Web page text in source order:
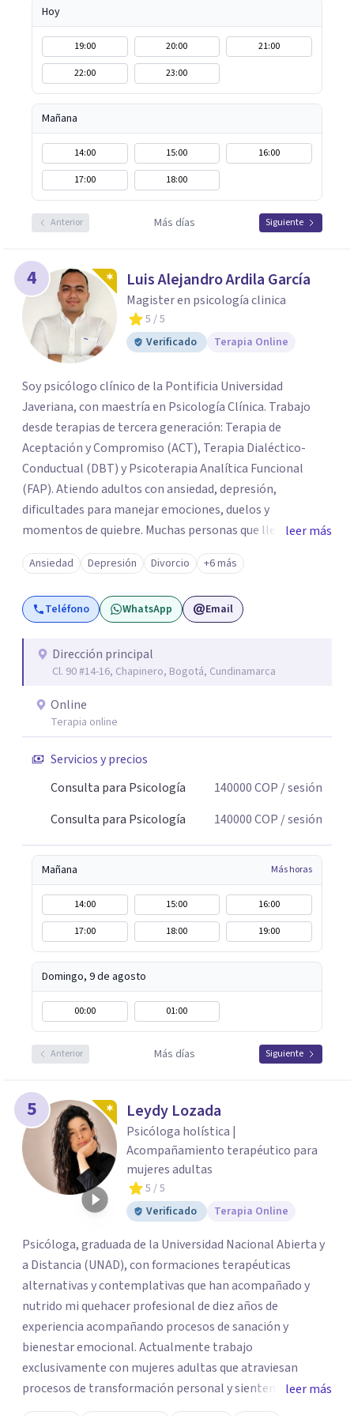
Hoy
19:00 20:00
21:00
22:00
23:00
Mañana
14:00 15:00
16:00
17:00
18:00
Anterior Más días Siguiente
4 Luis Alejandro Ardila García
Magister en psicología clinica
5 / 5
Verificado
Terapia Online
Soy psicólogo clínico de la Pontificia Universidad
Javeriana, con maestría en Psicología Clínica. Trabajo
desde terapias de tercera generación: Terapia de
Aceptación y Compromiso (ACT), Terapia Dialéctico-
Conductual (DBT) y Psicoterapia Analítica Funcional
(FAP). Atiendo adultos con ansiedad, depresión,
dificultades para manejar emociones, duelos y
momentos de quiebre. Muchas personas que llegan a
consulta no solo cargan con un síntoma: sienten que sus
propias reacciones emocionales les complican más la
vida. Desde ahí trabajamos. No busco eliminar el
malestar a la fuerza. Prefiero entender qué lo sostiene y
forma presencial y también online.
leer más
Ansiedad Depresión Divorcio +6 más
Teléfono WhatsApp Email
Dirección principal
Cl. 90 #14-16, Chapinero, Bogotá, Cundinamarca
Online
Terapia online
Servicios y precios
Consulta para Psicología
140000COP / sesión
Consulta para Psicología
140000COP / sesión
Mañana Más horas
14:00 15:00
16:00
17:00
18:00 19:00
Domingo, 9 de agosto
00:00 01:00
Anterior Más días Siguiente
5 Leydy Lozada
Psicóloga holística |
Acompañamiento terapéutico para
mujeres adultas
5 / 5
Verificado
Terapia Online
Psicóloga, graduada de la Universidad Nacional Abierta y
a Distancia (UNAD), con formaciones terapéuticas
alternativas y contemplativas que han acompañado y
nutrido mi quehacer profesional de diez años de
experiencia acompañando procesos de sanación y
bienestar emocional. Actualmente trabajo
exclusivamente con mujeres adultas que atraviesan
procesos de transformación personal y sienten la
necesidad de tomar una pausa para reconectar consigo
leer más